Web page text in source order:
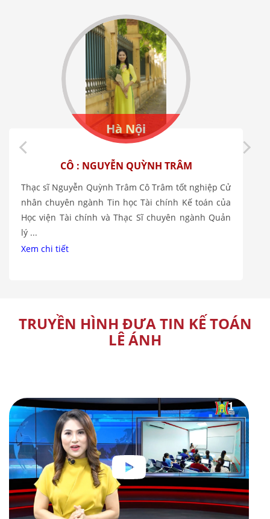
Hà Nội
CÔ : NGUYỄN QUỲNH TRÂM
Thạc sĩ Nguyễn Quỳnh Trâm Cô Trâm tốt nghiệp Cử
nhân chuyên ngành Tin học Tài chính Kế toán của
Học viện Tài chính và Thạc Sĩ chuyên ngành Quản
lý ...
Xem chi tiết
TRUYỀN HÌNH ĐƯA TIN KẾ TOÁN
LÊ ÁNH